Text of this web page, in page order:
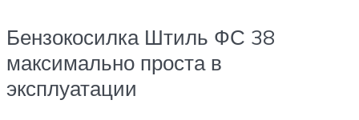
Бензокосилка Штиль ФС 38
максимально проста в
эксплуатации